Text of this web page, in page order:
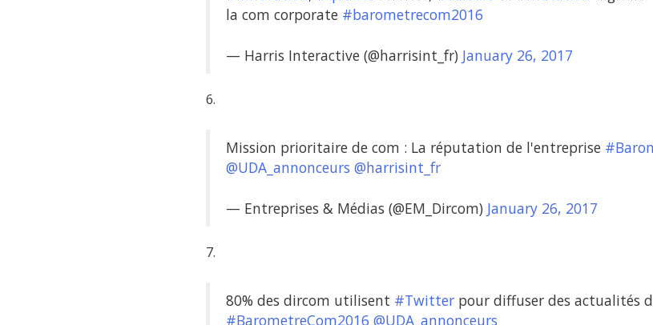
la com corporate #barometrecom2016
— Harris Interactive (@harrisint_fr) January 26, 2017
6.
Mission prioritaire de com : La réputation de l'entreprise
@UDA_annonceurs @harrisint_fr
— Entreprises & Médias (@EM_Dircom) January 26, 2017
7.
80% des dircom utilisent #Twitterpour diffuser des actualités
#BarometreCom2016 @UDA_annonceurs